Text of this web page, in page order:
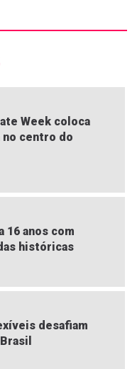
Week coloca
centro do
16 anos com
históricas
desafiam